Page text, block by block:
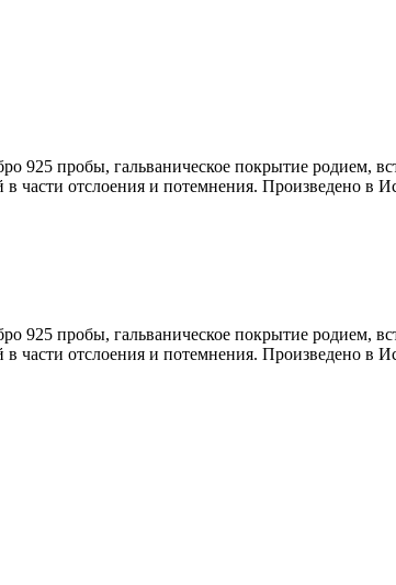
925 пробы, гальваническое покрытие родием,
в части отслоения и потемнения. Произведено в
925 пробы, гальваническое покрытие родием,
в части отслоения и потемнения. Произведено в